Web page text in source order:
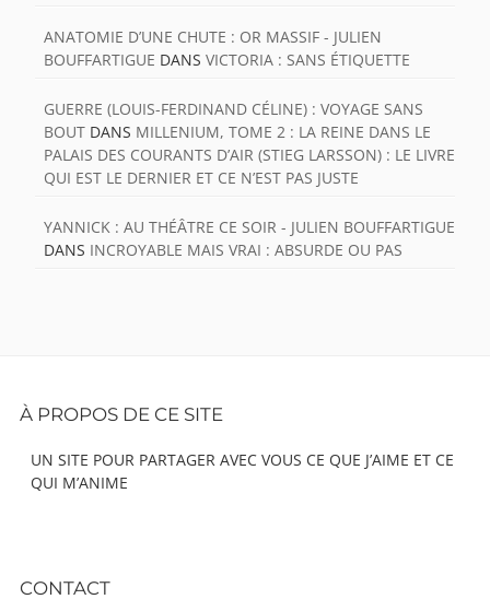
ANATOMIE D’UNE CHUTE : OR MASSIF - JULIEN
BOUFFARTIGUE DANS VICTORIA : SANS ÉTIQUETTE
GUERRE (LOUIS-FERDINAND CÉLINE) : VOYAGE SANS
BOUT DANS MILLENIUM, TOME 2 : LA REINE DANS LE
PALAIS DES COURANTS D’AIR (STIEG LARSSON) : LE LIVRE
QUI EST LE DERNIER ET CE N’EST PAS JUSTE
YANNICK : AU THÉÂTRE CE SOIR - JULIEN BOUFFARTIGUE
DANS INCROYABLE MAIS VRAI : ABSURDE OU PAS
Content
À PROPOS DE CE SITE
UN SITE POUR PARTAGER AVEC VOUS CE QUE J’AIME ET CE
QUI M’ANIME
CONTACT